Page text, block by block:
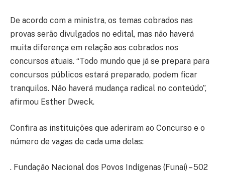
De acordo com a ministra, os temas cobrados nas
provas serão divulgados no edital, mas não haverá
muita diferença em relação aos cobrados nos
concursos atuais. “Todo mundo que já se prepara para
concursos públicos estará preparado, podem ficar
tranquilos. Não haverá mudança radical no conteúdo”,
afirmou Esther Dweck.
Confira as instituições que aderiram ao Concurso e o
número de vagas de cada uma delas:
. Fundação Nacional dos Povos Indígenas (Funai) – 502